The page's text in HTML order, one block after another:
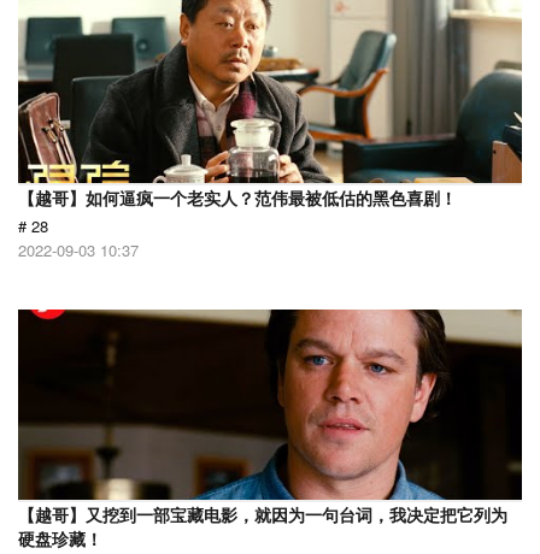
【越哥】如何逼疯一个老实人？范伟最被低估的黑色喜剧！
# 28
2022-09-03 10:37
【越哥】又挖到一部宝藏电影，就因为一句台词，我决定把它列为
硬盘珍藏！